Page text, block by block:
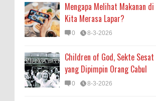
Mengapa Melihat Makanan
Kita Merasa Lapar?
0 8-3-2026
Children of God, Sekte Sesat
yang Dipimpin Orang Cabul
0 8-3-2026